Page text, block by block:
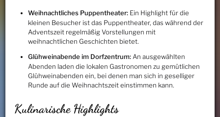
Weihnachtliches Puppentheater:Ein Highlight für die
kleinen Besucher ist das Puppentheater, das während der
Adventszeit regelmäßig Vorstellungen mit
weihnachtlichen Geschichten bietet.
Glühweinabende im Dorfzentrum:An ausgewählten
Abenden laden die lokalen Gastronomen zu gemütlichen
Glühweinabenden ein, bei denen man sich in geselliger
Runde auf die Weihnachtszeit einstimmen kann.
Kulinarische Highlights